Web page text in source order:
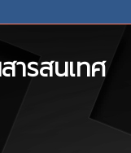
ารสนเทศ